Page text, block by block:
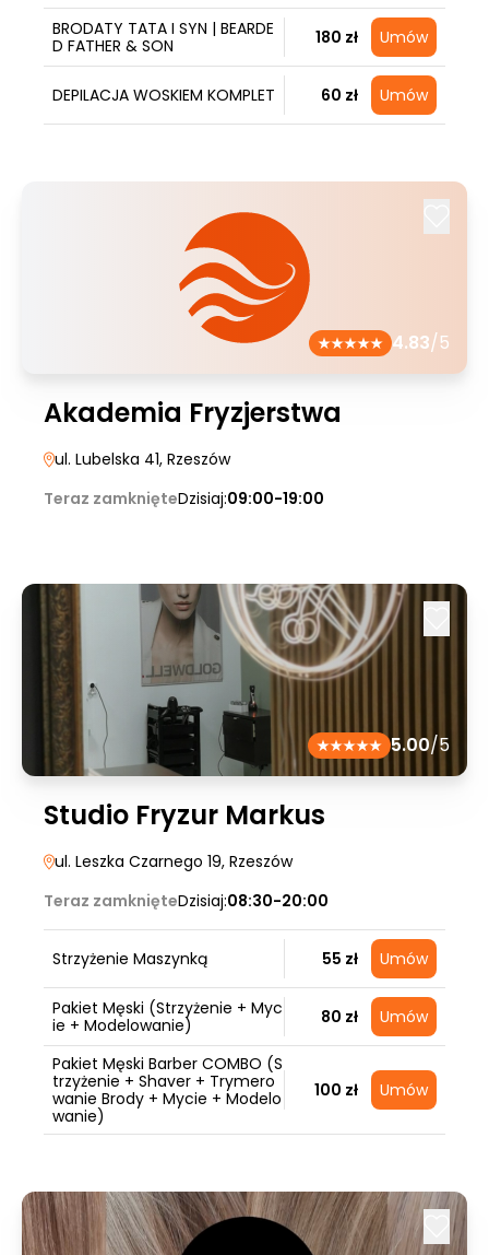
BRODATY TATA I SYN | BEARDE
D FATHER & SON
180 zł Umów
DEPILACJA WOSKIEM KOMPLET 60 zł Umów
4.83/5
Akademia Fryzjerstwa
ul. Lubelska 41, Rzeszów
Teraz zamknięteDzisiaj:09:00-19:00
5.00/5
Studio Fryzur Markus
ul. Leszka Czarnego 19, Rzeszów
Teraz zamknięteDzisiaj:08:30-20:00
Strzyżenie Maszynką 55 zł Umów
Pakiet Męski (Strzyżenie + Myc
ie + Modelowanie)
80 zł Umów
Pakiet Męski Barber COMBO (S
trzyżenie + Shaver + Trymero
wanie Brody + Mycie + Modelo
wanie)
100 zł Umów